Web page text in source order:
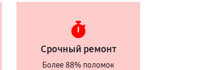
Срочный ремонт
Более 88% поломок